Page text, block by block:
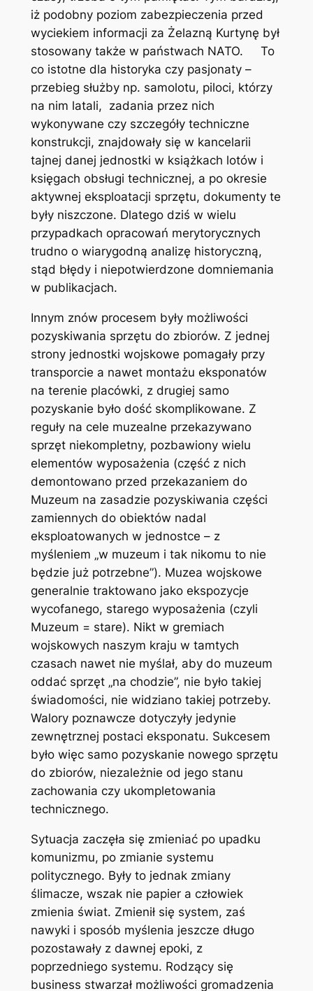
iż podobny poziom zabezpieczenia przed
wyciekiem informacji za Żelazną Kurtynę był
stosowany także w państwach NATO. To
co istotne dla historyka czy pasjonaty –
przebieg służby np. samolotu, piloci, którzy
na nim latali, zadania przez nich
wykonywane czy szczegóły techniczne
konstrukcji, znajdowały się w kancelarii
tajnej danej jednostki w książkach lotów i
księgach obsługi technicznej, a po okresie
aktywnej eksploatacji sprzętu, dokumenty te
były niszczone. Dlatego dziś w wielu
przypadkach opracowań merytorycznych
trudno o wiarygodną analizę historyczną,
stąd błędy i niepotwierdzone domniemania
w publikacjach.
Innym znów procesem były możliwości
pozyskiwania sprzętu do zbiorów. Z jednej
strony jednostki wojskowe pomagały przy
transporcie a nawet montażu eksponatów
na terenie placówki, z drugiej samo
pozyskanie było dość skomplikowane. Z
reguły na cele muzealne przekazywano
sprzęt niekompletny, pozbawiony wielu
elementów wyposażenia (część z nich
demontowano przed przekazaniem do
Muzeum na zasadzie pozyskiwania części
zamiennych do obiektów nadal
eksploatowanych w jednostce – z
myśleniem „w muzeum i tak nikomu to nie
będzie już potrzebne”). Muzea wojskowe
generalnie traktowano jako ekspozycje
wycofanego, starego wyposażenia (czyli
Muzeum = stare). Nikt w gremiach
wojskowych naszym kraju w tamtych
czasach nawet nie myślał, aby do muzeum
oddać sprzęt „na chodzie”, nie było takiej
świadomości, nie widziano takiej potrzeby.
Walory poznawcze dotyczyły jedynie
zewnętrznej postaci eksponatu. Sukcesem
było więc samo pozyskanie nowego sprzętu
do zbiorów, niezależnie od jego stanu
zachowania czy ukompletowania
technicznego.
Sytuacja zaczęła się zmieniać po upadku
komunizmu, po zmianie systemu
politycznego. Były to jednak zmiany
ślimacze, wszak nie papier a człowiek
zmienia świat. Zmienił się system, zaś
nawyki i sposób myślenia jeszcze długo
pozostawały z dawnej epoki, z
poprzedniego systemu. Rodzący się
business stwarzał możliwości gromadzenia